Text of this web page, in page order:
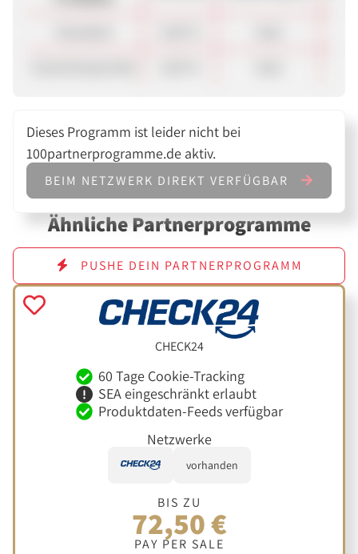
Dieses Programm ist leider nicht bei
100partnerprogramme.de aktiv.
BEIM NETZWERK DIREKT VERFÜGBAR
Ähnliche Partnerprogramme
PUSHE DEIN PARTNERPROGRAMM
CHECK24
60 Tage Cookie-Tracking
SEA eingeschränkt erlaubt
Produktdaten-Feeds verfügbar
Netzwerke
vorhanden
BIS ZU
72,50 €
PAY PER SALE